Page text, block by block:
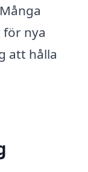
nya
att hålla